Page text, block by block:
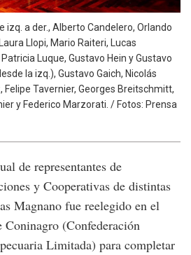
izq. a der., Alberto Candelero, Orlando
Llopi, Mario Raiteri, Lucas
Luque, Gustavo Hein y Gustavo
la izq.), Gustavo Gaich, Nicolás
Felipe Tavernier, Georges Breitschmitt,
y Federico Marzorati. / Fotos: Prensa
de representantes de
y Cooperativas de distintas
Magnano fue reelegido en el
Coninagro (Confederación
Limitada) para completar